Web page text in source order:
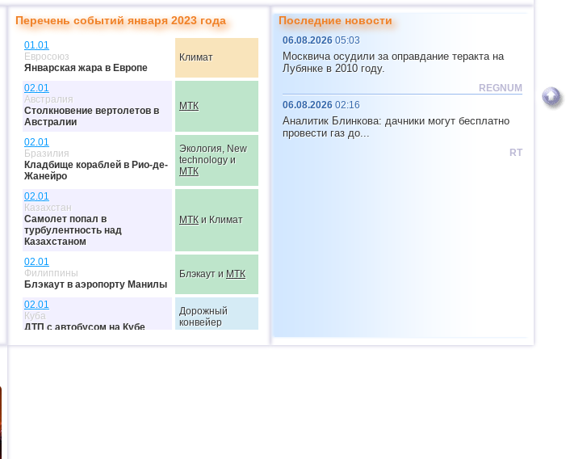
Перечень событий января 2023 года
01.01
Евросоюз
Январская жара в Европе
Климат
02.01
Австралия
Столкновение вертолетов в
Австралии
МТК
02.01
Бразилия
Кладбище кораблей в Рио-де-
Жанейро
Экология, New
technology и
МТК
02.01
Казахстан
Самолет попал в
турбулентность над
Казахстаном
МТК и Климат
02.01
Филиппины
Блэкаут в аэропорту Манилы
Блэкаут и МТК
02.01
Куба
ДТП с автобусом на Кубе
Дорожный
конвейер
Последние новости
06.08.2026 05:03
Москвича осудили за оправдание теракта на
Лубянке в 2010 году.
REGNUM
06.08.2026 02:16
Аналитик Блинкова: дачники могут бесплатно
провести газ до...
RT